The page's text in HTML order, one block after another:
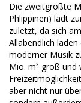
Die zweitgrößte
Phlippinen) lädt
zuletzt, da sich
Allabendlich
moderner Musik
Mio. m² groß und
aber nicht nur